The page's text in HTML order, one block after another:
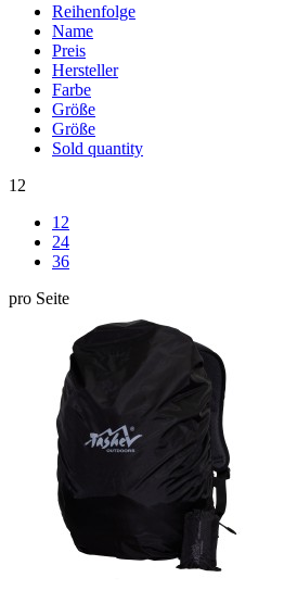
Reihenfolge
Name
Preis
Hersteller
Farbe
Größe
Größe
Sold quantity
12
12
24
36
pro Seite